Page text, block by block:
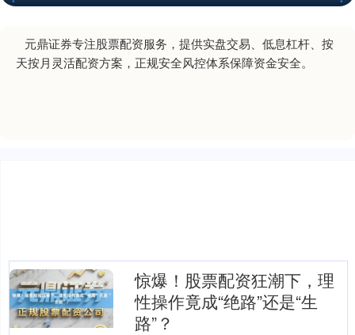
元鼎证券专注股票配资服务，提供实盘交易、低息杠杆、按
天按月灵活配资方案，正规安全风控体系保障资金安全。
惊爆！股票配资狂潮下，理
性操作竟成“绝路”还是“生
路”？
沪深300 4651.31 -6.85 -0.15%